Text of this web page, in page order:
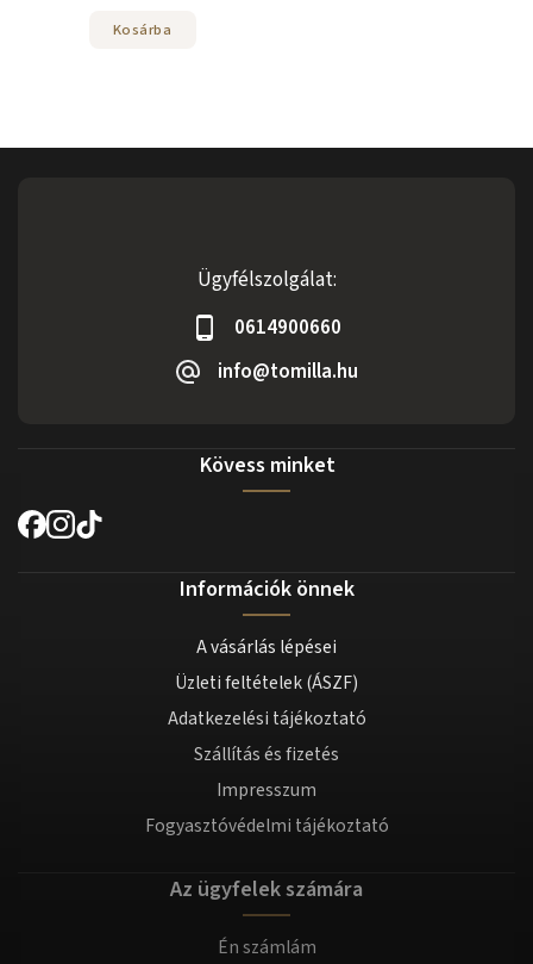
Kosárba
Ügyfélszolgálat:
0614900660
info@tomilla.hu
Kövess minket
Információk önnek
A vásárlás lépései
Üzleti feltételek (ÁSZF)
Adatkezelési tájékoztató
Szállítás és fizetés
Impresszum
Fogyasztóvédelmi tájékoztató
Az ügyfelek számára
Én számlám